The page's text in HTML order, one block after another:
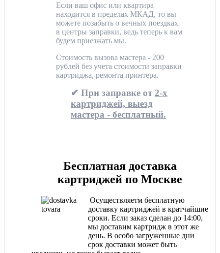
Если ваш офис или квартира
находится в пределах МКАД, то вы
можете позабыть о вечных поездках
в центры заправки, ведь теперь к вам
будем приезжать мы.
Стоимость вызова мастера - 200
рублей без учета стоимости заправки
картриджа, ремонта принтера.
✔ При заправке от 2-х
картриджей, выезд
мастера - бесплатный.
Бесплатная доставка
картриджей по Москве
Осуществляетм бесплатную
доставку картриджей в кратчайшие
сроки. Если заказ сделан до 14:00,
мы доставим картридж в этот же
день. В особо загруженные дни
срок доставки может быть